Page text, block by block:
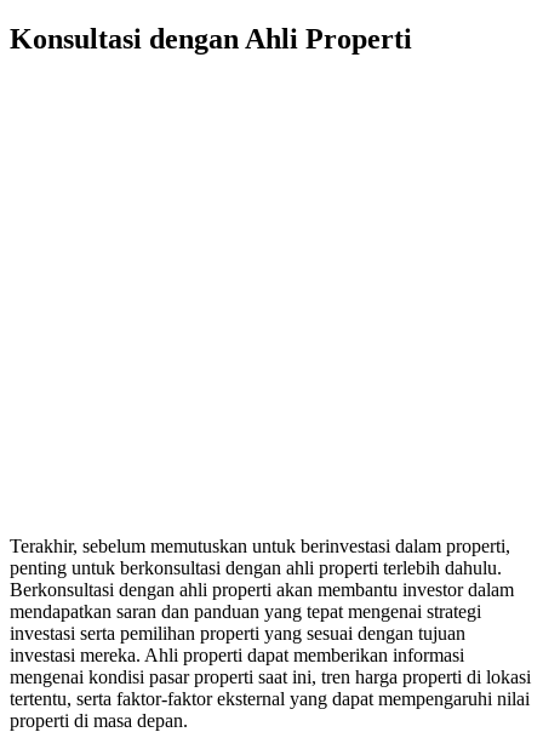
Konsultasi dengan Ahli Properti
Terakhir, sebelum memutuskan untuk berinvestasi dalam properti,
penting untuk berkonsultasi dengan ahli properti terlebih dahulu.
Berkonsultasi dengan ahli properti akan membantu investor dalam
mendapatkan saran dan panduan yang tepat mengenai strategi
investasi serta pemilihan properti yang sesuai dengan tujuan
investasi mereka. Ahli properti dapat memberikan informasi
mengenai kondisi pasar properti saat ini, tren harga properti di lokasi
tertentu, serta faktor-faktor eksternal yang dapat mempengaruhi nilai
properti di masa depan.